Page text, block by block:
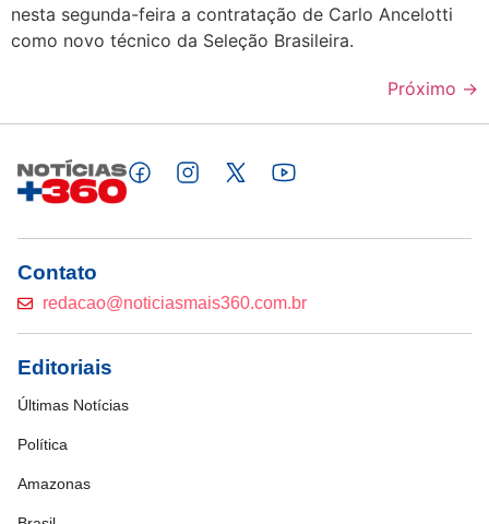
nesta segunda-feira a contratação de Carlo Ancelotti
como novo técnico da Seleção Brasileira.
Próximo →
Contato
redacao@noticiasmais360.com.br
Editoriais
Últimas Notícias
Política
Amazonas